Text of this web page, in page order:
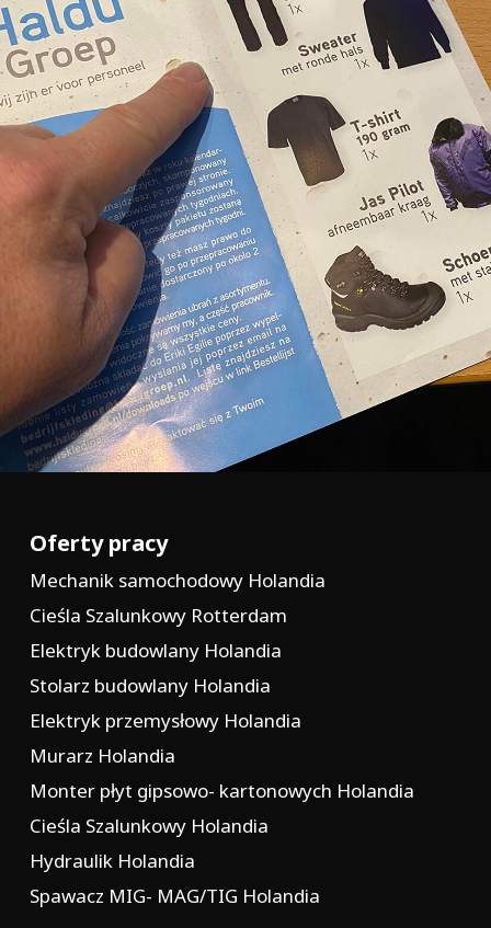
Oferty pracy
Mechanik samochodowy Holandia
Cieśla Szalunkowy Rotterdam
Elektryk budowlany Holandia
Stolarz budowlany Holandia
Elektryk przemysłowy Holandia
Murarz Holandia
Monter płyt gipsowo- kartonowych Holandia
Cieśla Szalunkowy Holandia
Hydraulik Holandia
Spawacz MIG- MAG/TIG Holandia